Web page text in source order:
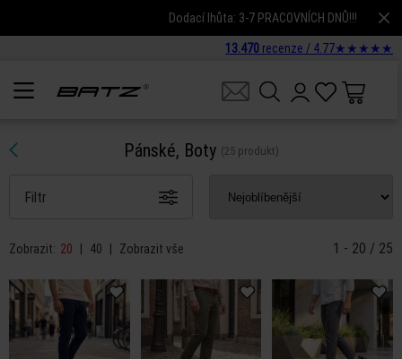
Dodací lhůta: 3-7 PRACOVNÍCH DNŮ!!!
13.470 recenze / 4.77★ ★ ★ ★ ★
Pánské, Boty (25 produkt)
Filtr
Zobrazit: 20 | 40 | Zobrazit vše 1 - 20 / 25